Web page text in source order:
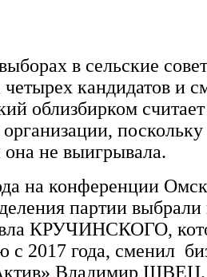
в сельские
кандидатов и
облизбирком считает
не выигрывала.
на конференции
партии выбрали
КРУЧИНСКОГО,
с 2017 года, сменил
Владимир ШВЕЦ.